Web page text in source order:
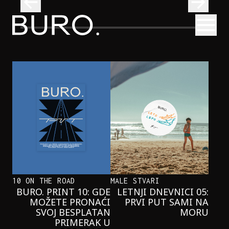
BURO.
ONAJ JEDAN PROIZVOD KOJI
STALNO SELIMO SA POLICE U
TORBE
10 ON THE ROAD
BURO. PRINT 10: GDE
MOŽETE PRONAĆI
SVOJ BESPLATAN
PRIMERAK U
MALE STVARI
LETNJI DNEVNICI 05:
PRVI PUT SAMI NA
MORU